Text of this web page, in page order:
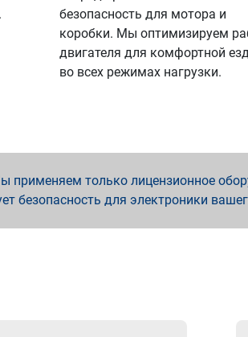
безопасность для мотора и
коробки. Мы оптимизируем
двигателя для комфортной
во всех режимах нагрузки.
только лицензионное
безопасность для электроники